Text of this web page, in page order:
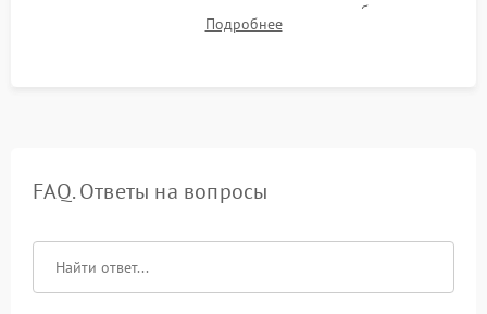
для контроля температурного режима и стабильности
системы под пиковой нагрузкой.
Подробнее
FAQ. Ответы на вопросы